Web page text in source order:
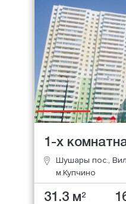
1-х
Шушары пос.,
м.Купчино
31.3 м2